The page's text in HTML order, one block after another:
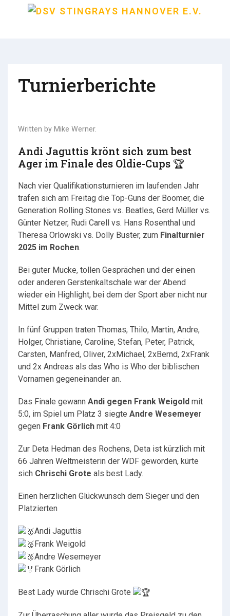
Turnierberichte
Written by Mike Werner.
Andi Jaguttis krönt sich zum best
Ager im Finale des Oldie-Cups 🏆
Nach vier Qualifikationsturnieren im laufenden Jahr
trafen sich am Freitag die Top-Guns der Boomer, die
Generation Rolling Stones vs. Beatles, Gerd Müller vs.
Günter Netzer, Rudi Carell vs. Hans Rosenthal und
Theresa Orlowski vs. Dolly Buster, zum Finalturnier
2025 im Rochen.
Bei guter Mucke, tollen Gesprächen und der einen
oder anderen Gerstenkaltschale war der Abend
wieder ein Highlight, bei dem der Sport aber nicht nur
Mittel zum Zweck war.
In fünf Gruppen traten Thomas, Thilo, Martin, Andre,
Holger, Christiane, Caroline, Stefan, Peter, Patrick,
Carsten, Manfred, Oliver, 2xMichael, 2xBernd, 2xFrank
und 2x Andreas als das Who is Who der biblischen
Vornamen gegeneinander an.
Das Finale gewann Andi gegen Frank Weigold mit
5:0, im Spiel um Platz 3 siegte Andre Wesemeyer
gegen Frank Görlich mit 4:0
Zur Deta Hedman des Rochens, Deta ist kürzlich mit
66 Jahren Weltmeisterin der WDF geworden, kürte
sich Chrischi Grote als best Lady.
Einen herzlichen Glückwunsch dem Sieger und den
Platzierten
Andi Jaguttis
Frank Weigold
Andre Wesemeyer
Frank Görlich
Best Lady wurde Chrischi Grote